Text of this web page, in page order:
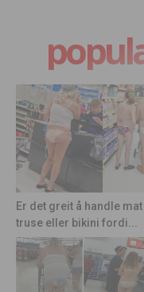
Er det greit å handle mat
truse eller bikini fordi...